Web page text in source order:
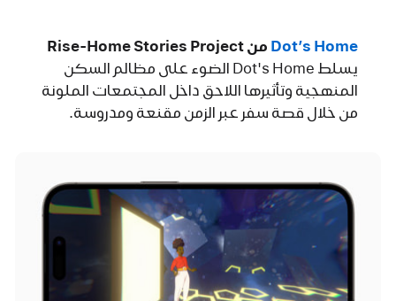
Dot’s Home‏ من Rise-Home Stories Project‏
يسلط Dot's Home الضوء على مظالم السكن
المنهجية وتأثيرها اللاحق داخل المجتمعات الملونة
من خلال قصة سفر عبر الزمن مقنعة ومدروسة.